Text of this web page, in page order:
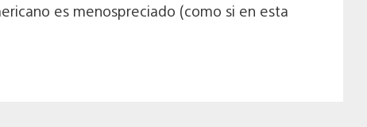
es menospreciado (como si en esta